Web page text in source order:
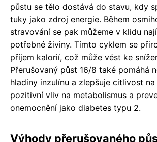
půstu se tělo dostává do stavu, kdy
tuky jako zdroj energie. Během
stravování se pak můžeme v klidu
potřebné živiny. Tímto cyklem se
příjem kalorií, což může vést ke
Přerušovaný půst 16/8 také pomáhá
hladiny inzulínu a zlepšuje citlivost
pozitivní vliv na metabolismus a
onemocnění jako diabetes typu 2.
Výhody přerušovaného